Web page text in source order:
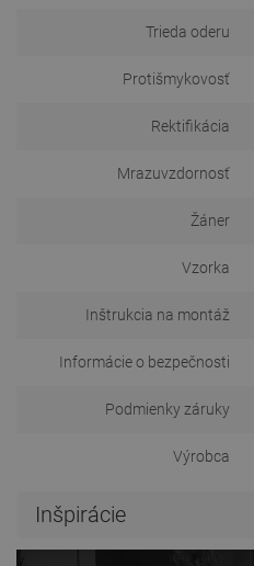
Trieda oderu
Protišmykovosť
Rektifikácia
Mrazuvzdornosť
Žáner
Vzorka
Inštrukcia na montáž
Informácie o bezpečnosti
Podmienky záruky
Výrobca
Inšpirácie